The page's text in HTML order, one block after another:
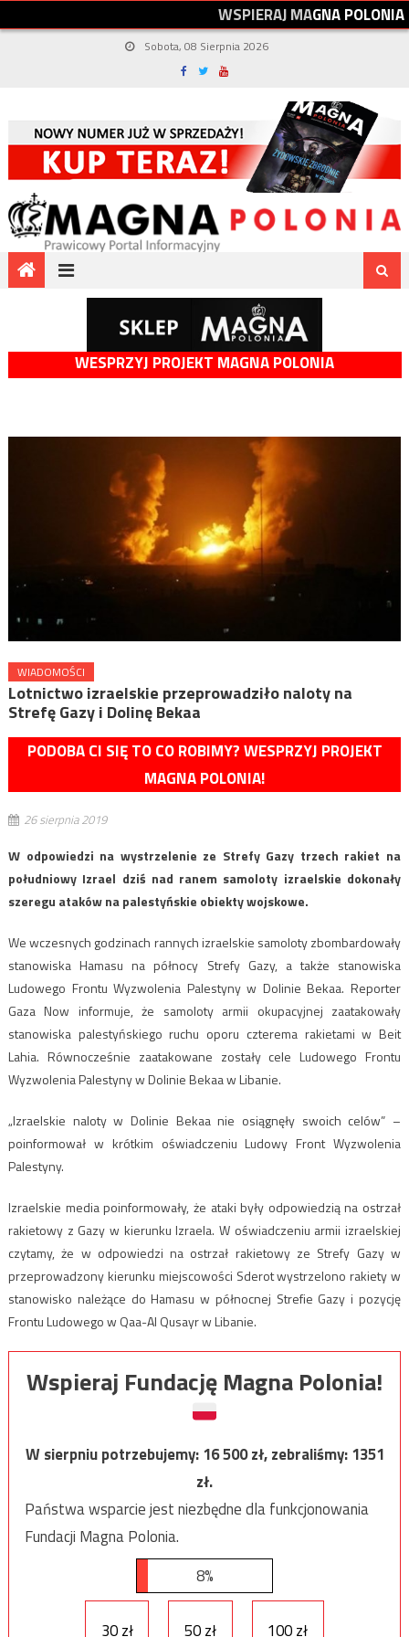
WSPIERAJMAGNAPOLONIA
Sobota, 08 Sierpnia 2026
WESPRZYJ PROJEKT MAGNA POLONIA
WIADOMOŚCI
Lotnictwo izraelskie przeprowadziło naloty na
Strefę Gazy i Dolinę Bekaa
PODOBA CI SIĘ TO CO ROBIMY? WESPRZYJ PROJEKT
MAGNA POLONIA!
26 sierpnia 2019
W odpowiedzi na wystrzelenie ze Strefy Gazy trzech rakiet na
południowy Izrael dziś nad ranem samoloty izraelskie dokonały
szeregu ataków na palestyńskie obiekty wojskowe.
We wczesnych godzinach rannych izraelskie samoloty zbombardowały
stanowiska Hamasu na północy Strefy Gazy, a także stanowiska
Ludowego Frontu Wyzwolenia Palestyny w Dolinie Bekaa. Reporter
Gaza Now informuje, że samoloty armii okupacyjnej zaatakowały
stanowiska palestyńskiego ruchu oporu czterema rakietami w Beit
Lahia. Równocześnie zaatakowane zostały cele Ludowego Frontu
Wyzwolenia Palestyny w Dolinie Bekaa w Libanie.
„Izraelskie naloty w Dolinie Bekaa nie osiągnęły swoich celów” –
poinformował w krótkim oświadczeniu Ludowy Front Wyzwolenia
Palestyny.
Izraelskie media poinformowały, że ataki były odpowiedzią na ostrzał
rakietowy z Gazy w kierunku Izraela. W oświadczeniu armii izraelskiej
czytamy, że w odpowiedzi na ostrzał rakietowy ze Strefy Gazy w
przeprowadzony kierunku miejscowości Sderot wystrzelono rakiety w
stanowisko należące do Hamasu w północnej Strefie Gazy i pozycję
Frontu Ludowego w Qaa-Al Qusayr w Libanie.
Wspieraj Fundację Magna Polonia!
W sierpniu potrzebujemy:16 500zł, zebraliśmy:1351
zł.
Państwa wsparcie jest niezbędne dla funkcjonowania
Fundacji Magna Polonia.
8%
30 zł 50 zł 100 zł